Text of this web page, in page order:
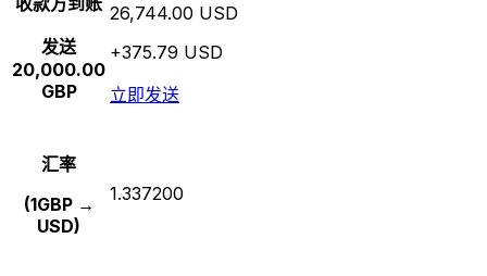
发送
20,000.00
GBP
26,744.00 USD
+375.79 USD
立即发送
汇率
(1GBP →
USD)
1.337200